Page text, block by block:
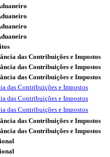
das Contribuições e Impostos
das Contribuições e Impostos
das Contribuições e Impostos
das Contribuições e Impostos
das Contribuições e Impostos
das Contribuições e Impostos
das Contribuições e Impostos
das Contribuições e Impostos